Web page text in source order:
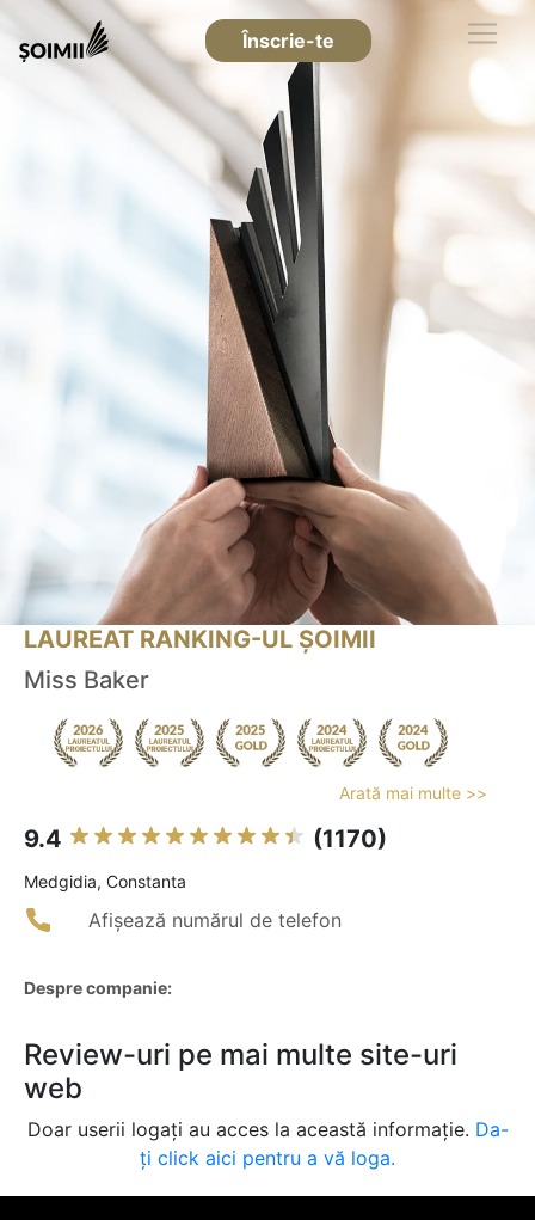
Înscrie-te
LAUREAT RANKING-UL ȘOIMII
Miss Baker
Arată mai multe >>
9.4 (1170)
Medgidia, Constanta
Afișează numărul de telefon
Despre companie:
Review-uri pe mai multe site-uri
web
Doar userii logați au acces la această informație. Da-
ți click aici pentru a vă loga.